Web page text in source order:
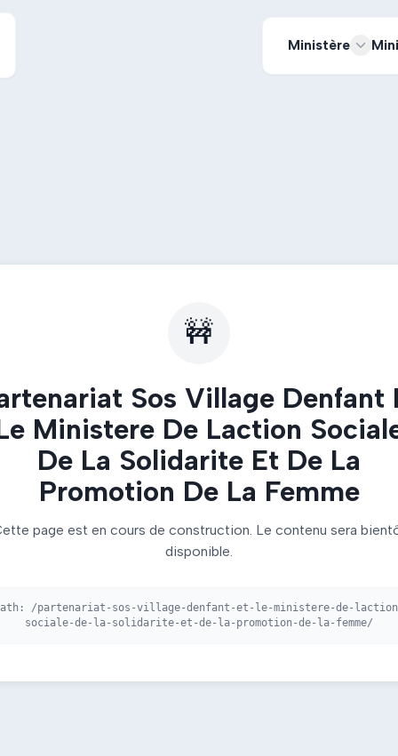
Ministère
🚧
Sos Village Denfant
Ministere De Laction
De La Solidarite Et De La
Promotion De La Femme
page est en cours de construction. Le contenu sera
disponible.
/partenariat-sos-village-denfant-et-le-ministere-de-
sociale-de-la-solidarite-et-de-la-promotion-de-la-femme/